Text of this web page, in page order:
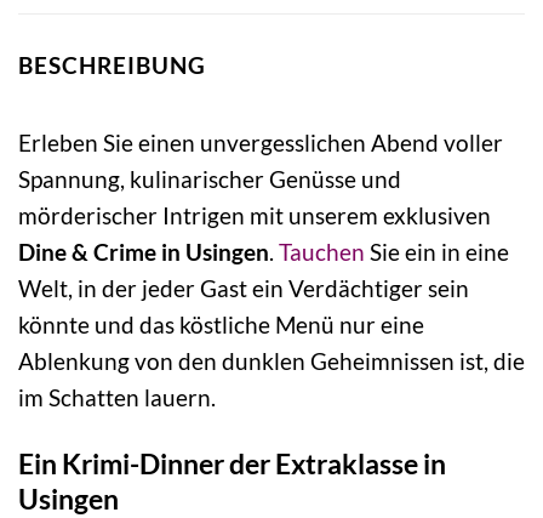
BESCHREIBUNG
Erleben Sie einen unvergesslichen Abend voller
Spannung, kulinarischer Genüsse und
mörderischer Intrigen mit unserem exklusiven
Dine & Crime in Usingen. Tauchen Sie ein in eine
Welt, in der jeder Gast ein Verdächtiger sein
könnte und das köstliche Menü nur eine
Ablenkung von den dunklen Geheimnissen ist, die
im Schatten lauern.
Ein Krimi-Dinner der Extraklasse in
Usingen